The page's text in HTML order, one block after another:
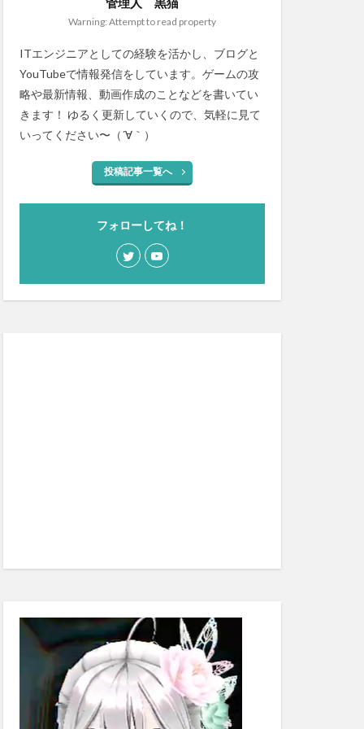
Warning: Attempt to read property
ITエンジニアとしての経験を活かし、ブログと
YouTubeで情報発信をしています。ゲームの攻
略や最新情報、動画作成のことなどを書いてい
きます！ ゆるく更新していくので、気軽に見て
いってください〜（´∀｀）
投稿記事一覧へ
フォローしてね！